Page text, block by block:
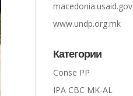
macedonia.usaid.gov
www.undp.org.mk
Категории
Conse PP
IPA CBC MK-AL